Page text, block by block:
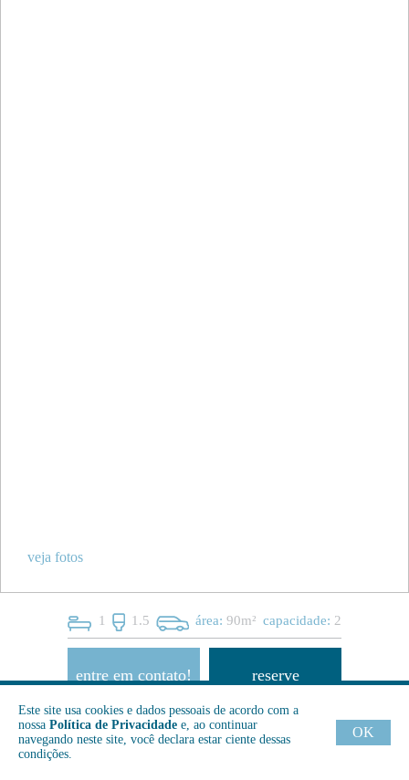
veja fotos
1 1.5 área: 90m² capacidade: 2
entre em contato! reserve
Semanal Mensal Quadrienal
Este site usa cookies e dados pessoais de acordo com a
nossa Política de Privacidade e, ao continuar
navegando neste site, você declara estar ciente dessas
condições.
OK